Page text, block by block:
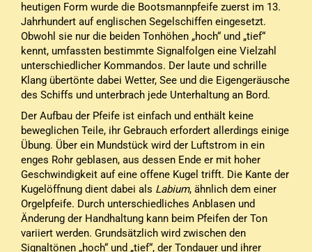
heutigen Form wurde die Bootsmannpfeife zuerst im 13.
Jahrhundert auf englischen Segelschiffen eingesetzt.
Obwohl sie nur die beiden Tonhöhen „hoch“ und „tief“
kennt, umfassten bestimmte Signalfolgen eine Vielzahl
unterschiedlicher Kommandos. Der laute und schrille
Klang übertönte dabei Wetter, See und die Eigengeräusche
des Schiffs und unterbrach jede Unterhaltung an Bord.
Der Aufbau der Pfeife ist einfach und enthält keine
beweglichen Teile, ihr Gebrauch erfordert allerdings einige
Übung. Über ein Mundstück wird der Luftstrom in ein
enges Rohr geblasen, aus dessen Ende er mit hoher
Geschwindigkeit auf eine offene Kugel trifft. Die Kante der
Kugelöffnung dient dabei als Labium, ähnlich dem einer
Orgelpfeife. Durch unterschiedliches Anblasen und
Änderung der Handhaltung kann beim Pfeifen der Ton
variiert werden. Grundsätzlich wird zwischen den
Signaltönen „hoch“ und „tief“, der Tondauer und ihrer